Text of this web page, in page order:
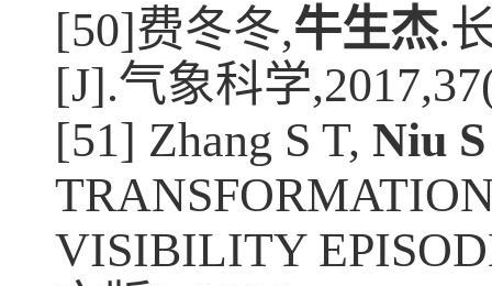
[50]费冬冬,牛生杰.
[J].气象科学
[51] Zhang S T, Niu
VISIBILITY